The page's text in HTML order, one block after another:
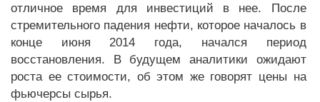
отличное время для инвестиций в нее. После
стремительного падения нефти, которое началось в
конце июня 2014 года, начался период
восстановления. В будущем аналитики ожидают
роста ее стоимости, об этом же говорят цены на
фьючерсы сырья.